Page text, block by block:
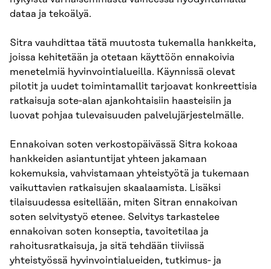
dataa ja tekoälyä.
Sitra vauhdittaa tätä muutosta tukemalla hankkeita,
joissa kehitetään ja otetaan käyttöön ennakoivia
menetelmiä hyvinvointialueilla. Käynnissä olevat
pilotit ja uudet toimintamallit tarjoavat konkreettisia
ratkaisuja sote‑alan ajankohtaisiin haasteisiin ja
luovat pohjaa tulevaisuuden palvelujärjestelmälle.
Ennakoivan soten verkostopäivässä Sitra kokoaa
hankkeiden asiantuntijat yhteen jakamaan
kokemuksia, vahvistamaan yhteistyötä ja tukemaan
vaikuttavien ratkaisujen skaalaamista. Lisäksi
tilaisuudessa esitellään, miten Sitran ennakoivan
soten selvitystyö etenee. Selvitys tarkastelee
ennakoivan soten konseptia, tavoitetilaa ja
rahoitusratkaisuja, ja sitä tehdään tiiviissä
yhteistyössä hyvinvointialueiden, tutkimus‑ ja